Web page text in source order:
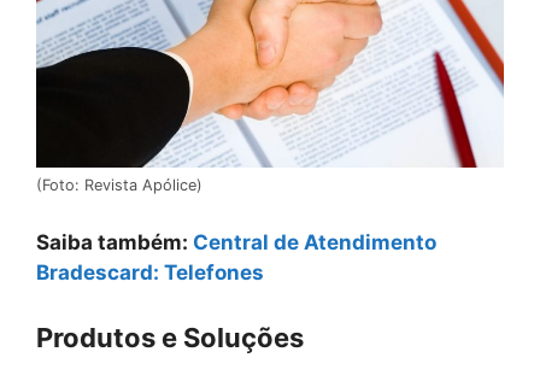
(Foto: Revista Apólice)
Saiba também: Central de Atendimento
Bradescard: Telefones
Produtos e Soluções